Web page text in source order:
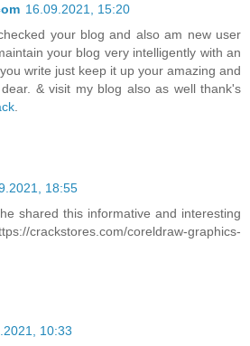
16.09.2021, 15:20
your blog and also am new user
your blog very intelligently with an
write just keep it up your amazing and
& visit my blog also as well thank's
18:55
shared this informative and interesting
crackstores.com/coreldraw-graphics-
10:33